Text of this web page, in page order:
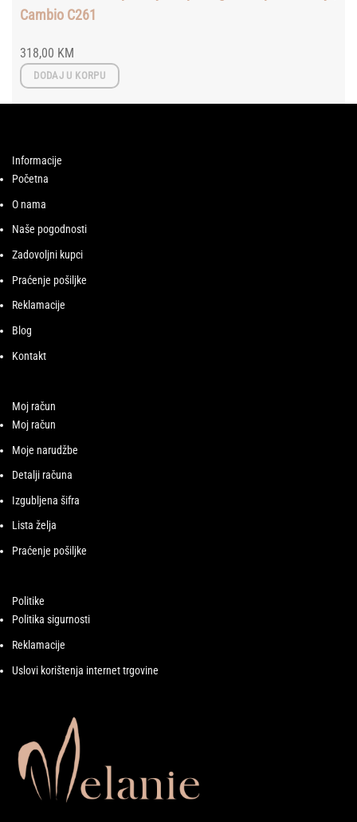
Cambio C261
318,00 KM
DODAJ U KORPU
Informacije
Početna
O nama
Naše pogodnosti
Zadovoljni kupci
Praćenje pošiljke
Reklamacije
Blog
Kontakt
Moj račun
Moj račun
Moje narudžbe
Detalji računa
Izgubljena šifra
Lista želja
Praćenje pošiljke
Politike
Politika sigurnosti
Reklamacije
Uslovi korištenja internet trgovine